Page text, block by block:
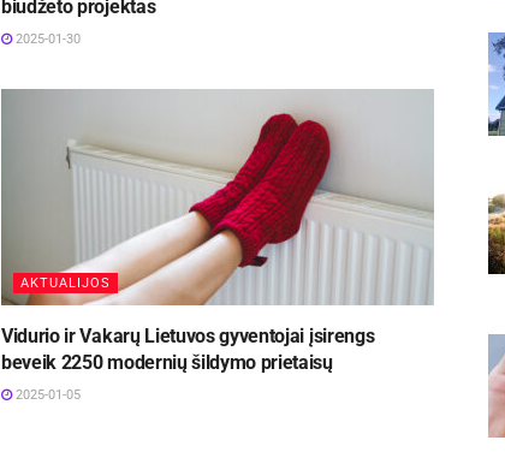
biudžeto projektas
2025-01-30
AKTUALIJOS
Vidurio ir Vakarų Lietuvos gyventojai įsirengs
beveik 2250 modernių šildymo prietaisų
2025-01-05